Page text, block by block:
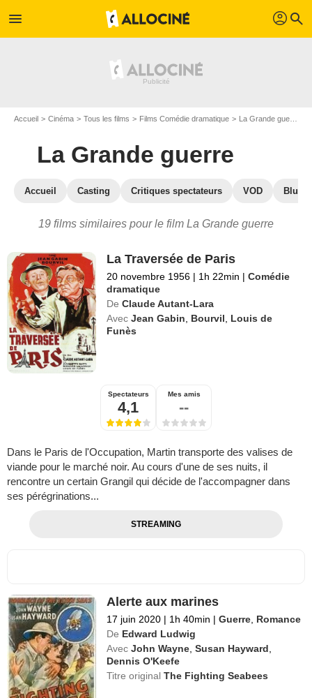
menu profil search
Accueil Cinéma Tous les films Films Comédie dramatique La Grande guerre
La Grande guerre
Accueil Casting Critiques spectateurs VOD Blu-
19 films similaires pour le film La Grande guerre
La Traversée de Paris
20 novembre 1956 | 1h 22min | Comédie
dramatique
De Claude Autant-Lara
Avec Jean Gabin Bourvil
Louis de
Funès
Spectateurs
4,1
Mes amis
--
Dans le Paris de l'Occupation, Martin transporte des valises de
viande pour le marché noir. Au cours d'une de ses nuits, il
rencontre un certain Grangil qui décide de l'accompagner dans
ses pérégrinations...
STREAMING
Alerte aux marines
17 juin 2020 | 1h 40min | Guerre Romance
De Edward Ludwig
Avec John Wayne ,Susan Hayward
Dennis O'Keefe
Titre originalThe Fighting Seabees